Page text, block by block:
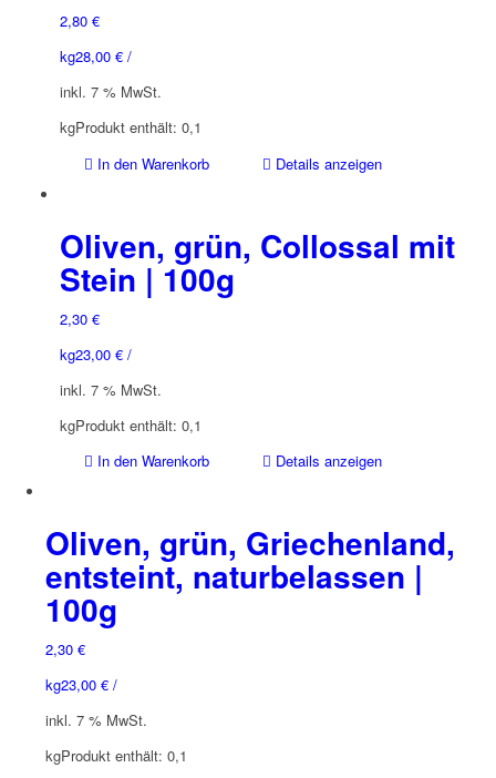
2,80 €
28,00 €/
kg
inkl. 7 % MwSt.
Produkt enthält: 0,1
kg
In den Warenkorb
Details anzeigen
Oliven, grün, Collossal mit
Stein | 100g
2,30 €
23,00 €/
kg
inkl. 7 % MwSt.
Produkt enthält: 0,1
kg
In den Warenkorb
Details anzeigen
Oliven, grün, Griechenland,
entsteint, naturbelassen |
100g
2,30 €
23,00 €/
kg
inkl. 7 % MwSt.
Produkt enthält: 0,1
kg